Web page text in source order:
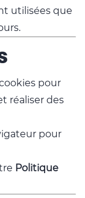
utilisées que
pour
réaliser des
pour
Politique